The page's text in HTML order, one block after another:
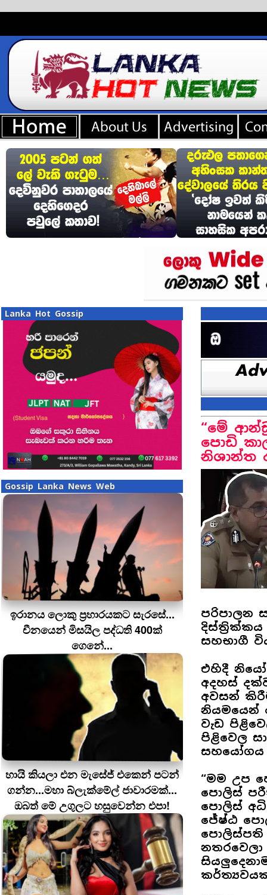
Lanka Hot Gossip
Gossip Lanka News Web
ඉරානය ලොකු ප‍්‍රහාරයකට සැරසේ...
චීනයෙන් මිසයිල පද්ධති 400ක්
ගෙනේ...
හායි කියලා එන මැසේජ් එකෙන් පටන්
ගන්න...මහා බ්ලැක්මේල් ජාවාරමක්...
ඔබත් මේ උගුලට හසුවෙන්න එපා!
“මේ
පොඩි
නිශාන්ත
පරිපාලන
සහභාගී
එහිදී
අදහස්
අවසන්
නියමයෙන්
වැඩ
පිළිවෙල
සහයෝගය
“මම උප
පොලිස්
පොලිස්
ජේෂ්ඨ
පොලිස්පති